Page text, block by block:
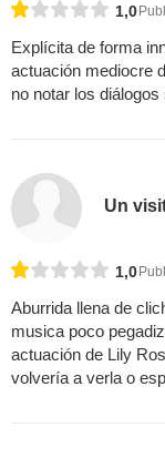
1,0
Explícita de forma
actuación mediocre
no notar los
Un
1,0
Aburrida llena de
musica poco
actuación de Lily
volvería a verla o